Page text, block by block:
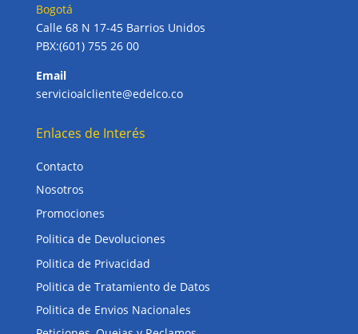
Bogotá
Calle 68 N 17-45 Barrios Unidos
PBX:(601) 755 26 00
Email
servicioalcliente@edelco.co
Enlaces de Interés
Contacto
Nosotros
Promociones
Politica de Devoluciones
Politica de Privacidad
Politica de Tratamiento de Datos
Politica de Envios Nacionales